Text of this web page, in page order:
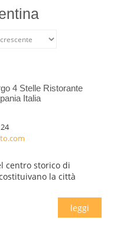
4 Stelle Ristorante
Italia
centro storico di
la città
leggi